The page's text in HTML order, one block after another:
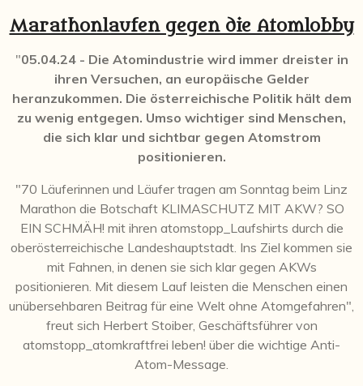
Marathonlaufen gegen die Atomlobby
"05.04.24 - Die Atomindustrie wird immer dreister in
ihren Versuchen, an europäische Gelder
heranzukommen. Die österreichische Politik hält dem
zu wenig entgegen. Umso wichtiger sind Menschen,
die sich klar und sichtbar gegen Atomstrom
positionieren.
"70 Läuferinnen und Läufer tragen am Sonntag beim Linz
Marathon die Botschaft KLIMASCHUTZ MIT AKW? SO
EIN SCHMÄH! mit ihren atomstopp_Laufshirts durch die
oberösterreichische Landeshauptstadt. Ins Ziel kommen sie
mit Fahnen, in denen sie sich klar gegen AKWs
positionieren. Mit diesem Lauf leisten die Menschen einen
unübersehbaren Beitrag für eine Welt ohne Atomgefahren",
freut sich Herbert Stoiber, Geschäftsführer von
atomstopp_atomkraftfrei leben! über die wichtige Anti-
Atom-Message.